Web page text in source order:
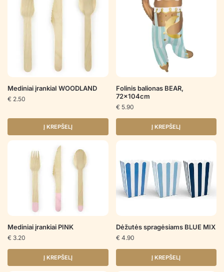
Mediniai įrankiaI WOODLAND
€ 2.50
Į KREPŠELĮ
Folinis balionas BEAR,
72x104cm
€ 5.90
Į KREPŠELĮ
Mediniai įrankiai PINK
€ 3.20
Į KREPŠELĮ
Dėžutės spragėsiams BLUE MIX
€ 4.90
Į KREPŠELĮ